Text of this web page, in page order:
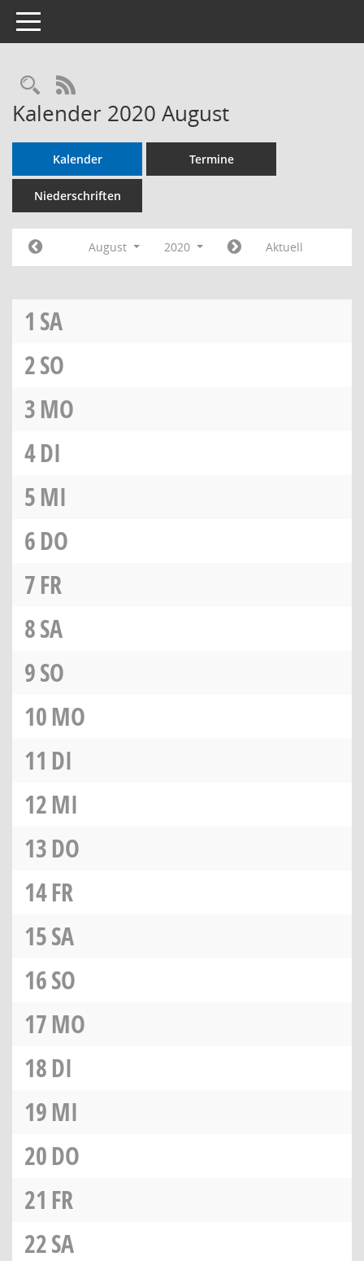
Toggle navigation
RSS-Feed
Kalender 2020 August
Kalender Termine
Niederschriften
August 2020 Aktuell
1 SA
2SO
3MO
4DI
5MI
6DO
7FR
8SA
9SO
10MO
11 DI
12MI
13DO
14FR
15SA
16SO
17MO
18DI
19MI
20DO
21 FR
22SA